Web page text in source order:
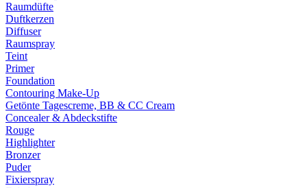
Raumdüfte
Duftkerzen
Diffuser
Raumspray
Teint
Primer
Foundation
Contouring Make-Up
Getönte Tagescreme, BB & CC Cream
Concealer & Abdeckstifte
Rouge
Highlighter
Bronzer
Puder
Fixierspray